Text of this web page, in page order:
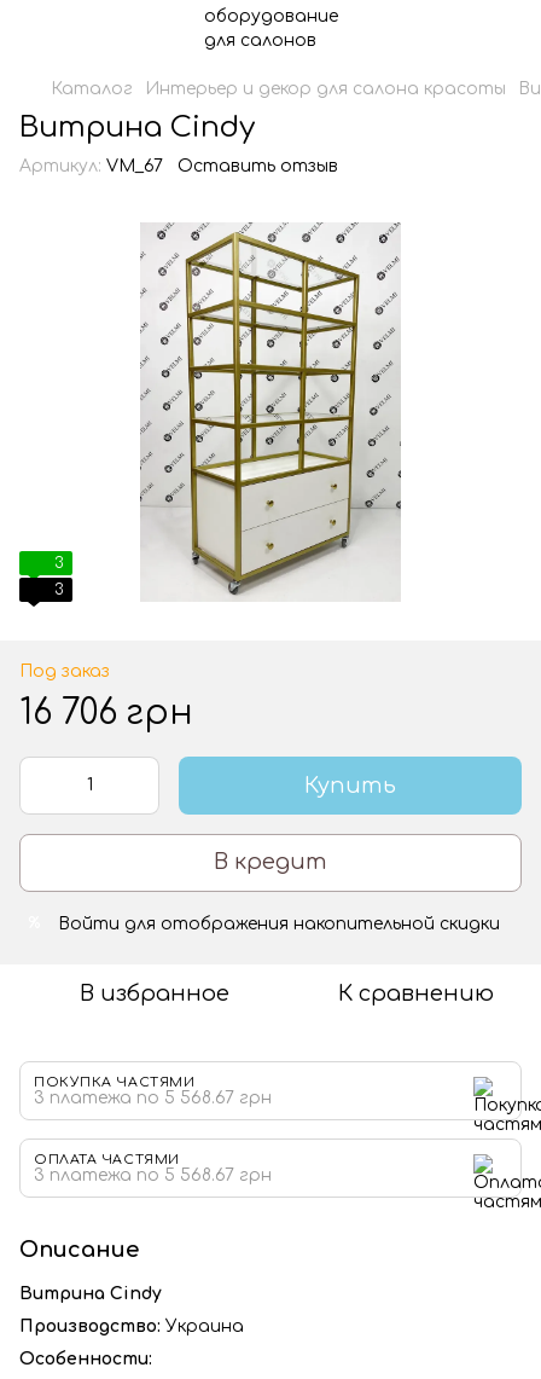
Каталог Интерьер и декор для салона красоты
Витрина Сindy
Артикул: VM_67 Оставить отзыв
3
3
Под заказ
16 706 грн
Купить
В кредит
Войти для отображения накопительной скидки
В избранное К сравнению
ПОКУПКА ЧАСТЯМИ
3 платежа по 5 568.67 грн
ОПЛАТА ЧАСТЯМИ
3 платежа по 5 568.67 грн
Описание
Витрина Сindy
Производство: Украина
Особенности: